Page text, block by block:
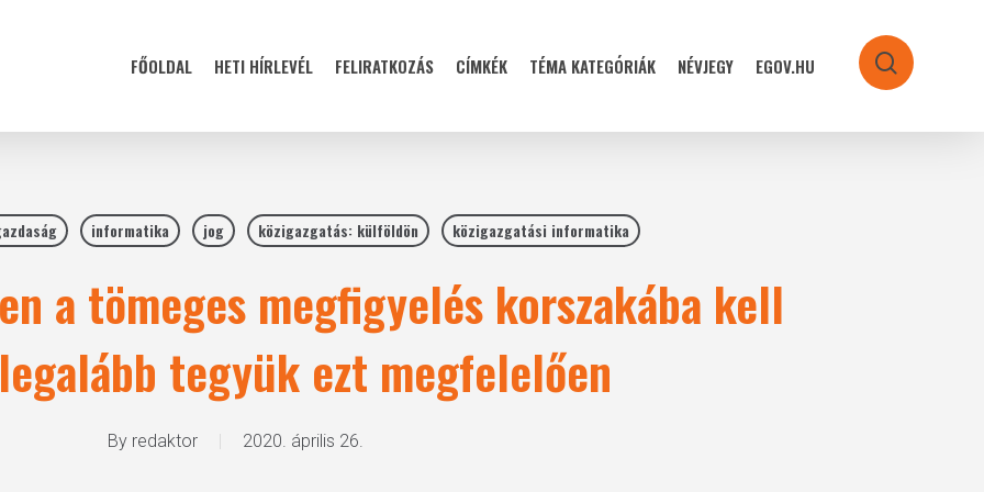
FŐOLDAL HETI HÍRLEVÉL FELIRATKOZÁS CÍMKÉK TÉMA KATEGÓRIÁK NÉVJEGY EGOV.HU search
informatika jog közigazgatás: külföldön közigazgatási informatika
a tömeges megfigyelés korszakába kell
tegyük ezt megfelelően
By redaktor 2020. április 26.